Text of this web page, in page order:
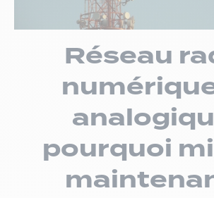
Réseau
pourquoi